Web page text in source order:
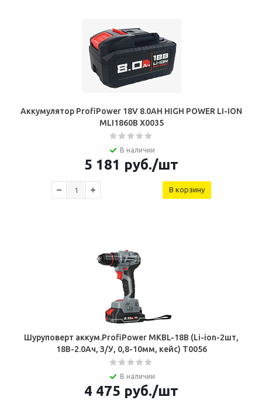
Аккумулятор ProfiPower 18V 8.0AH HIGH POWER LI-ION
MLI1860B X0035
В наличии
5 181 руб./шт
В корзину
Шуруповерт аккум.ProfiPower MKBL-18B (Li-ion-2шт,
18В-2.0Ач, З/У, 0,8-10мм, кейс) T0056
В наличии
4 475 руб./шт